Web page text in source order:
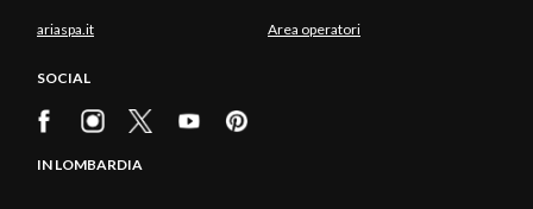
ariaspa.it Area operatori
SOCIAL
IN LOMBARDIA